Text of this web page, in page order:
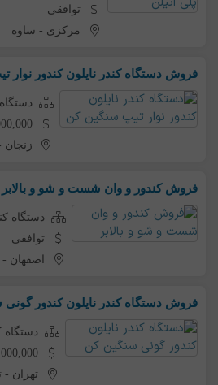
توافقی
مرکزی - ساوه
فروش دستگاه کندر نایلون کندور نوار
زنجان
فروش کندور و وان شست و شو و بالابر
دستگاه
توافقی
اصفهان -
فروش دستگاه کندر نایلون کندور
95,000,000
تهران -